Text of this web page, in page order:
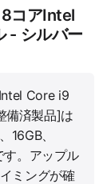
コアIntel
- シルバー
Core i9
備済製品]は
、
す。アップル
ミングが確